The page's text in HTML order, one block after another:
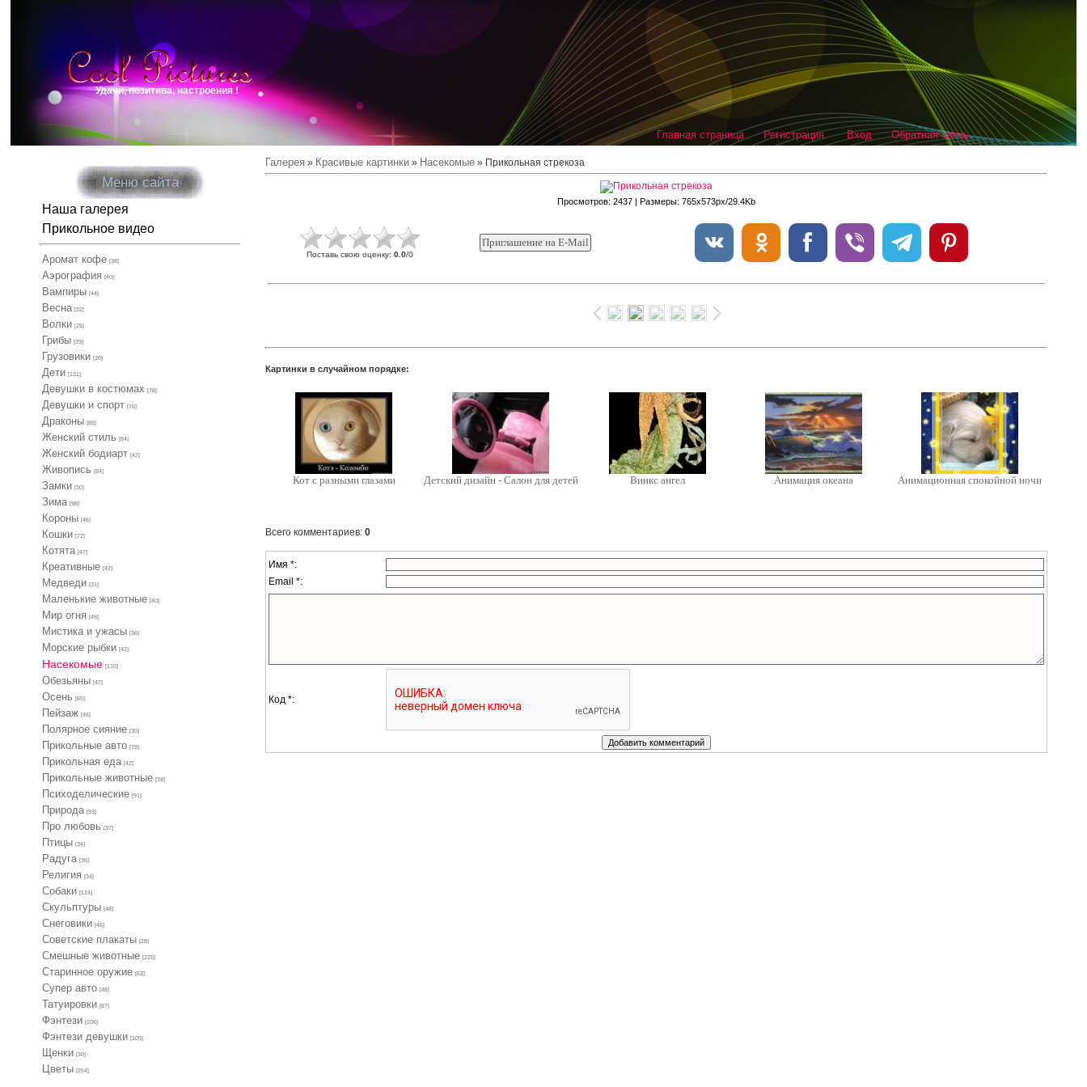
Удачи, позитива, настроения !
Главная страница Регистрация Вход Обратная связь
Меню сайта
Наша галерея
Прикольное видео
Аромат кофе [38]
Аэрография [40]
Вампиры [44]
Весна [32]
Волки [25]
Грибы [39]
Грузовики [30]
Дети [131]
Девушки в костюмах [78]
Девушки и спорт [76]
Драконы [85]
Женский стиль [84]
Женский бодиарт [42]
Живопись [84]
Замки [30]
Зима [98]
Короны [46]
Кошки [72]
Котята [47]
Креативные [42]
Медведи [31]
Маленькие животные [40]
Мир огня [45]
Мистика и ужасы [36]
Морские рыбки [42]
Насекомые [110]
Обезьяны [47]
Осень [65]
Пейзаж [46]
Полярное сияние [30]
Прикольные авто [75]
Прикольная еда [42]
Прикольные животные [39]
Психоделические [91]
Природа [93]
Про любовь [37]
Птицы [34]
Радуга [36]
Религия [34]
Собаки [114]
Скульптуры [46]
Снеговики [46]
Советские плакаты [28]
Смешные животные [225]
Старинное оружие [63]
Супер авто [48]
Татуировки [87]
Фэнтези [106]
Фэнтези девушки [105]
Щенки [30]
Цветы [254]
Галерея » Красивые картинки » Насекомые » Прикольная стрекоза
Просмотров: 2437 |Размеры: 765x573px/29.4Kb
Поставь свою оценку:0.0/0
Картинки в случайном порядке:
Кот с разными глазами Детский дизайн - Салон для детей Винкс ангел Анимация океана Анимационная спокойной ночи
Всего комментариев:0
Имя *:
Email *:
Код *: